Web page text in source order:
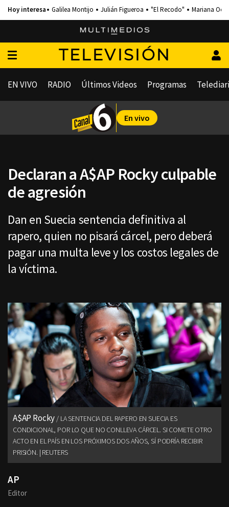
Galilea Montijo Julián Figueroa "El Recodo" Mariana
TELEVISIÓN
EN VIVO RADIO Últimos Videos Programas
En vivo
Declaran a A$AP Rocky culpable
de agresión
Dan en Suecia sentencia definitiva al
rapero, quien no pisará cárcel, pero deberá
pagar una multa leve y los costos legales de
la víctima.
A$AP Rocky
LA SENTENCIA DEL RAPERO EN SUECIA ES
CONDICIONAL, POR LO QUE NO CONLLEVA CÁRCEL. SI COMETE OTRO
ACTO EN EL PAÍS EN LOS PRÓXIMOS DOS AÑOS, SÍ PODRÍA RECIBIR
PRISIÓN. | REUTERS
AP
Editor